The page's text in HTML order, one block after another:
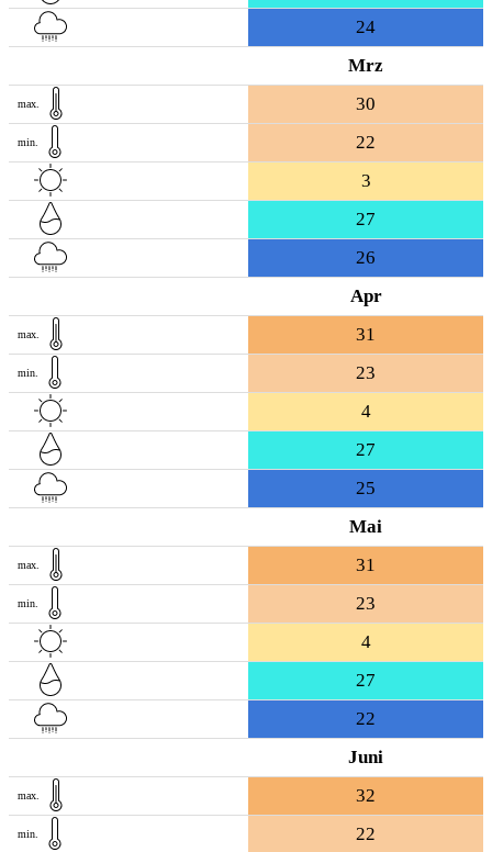
24
Mrz
max. 30
min.
22
3
27
26
Apr
max. 31
min.
23
4
27
25
Mai
max. 31
min.
23
4
27
22
Juni
max. 32
min.
22